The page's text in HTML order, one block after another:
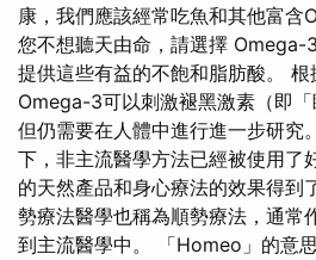
康，我們應該經常吃魚和其他富
您不想聽天由命，請選擇 Omega-
提供這些有益的不飽和脂肪酸。
Omega-3可以刺激褪黑激素（即「
但仍需要在人體中進行進一步研究
下，非主流醫學方法已經被使用了
的天然產品和身心療法的效果得到
勢療法醫學也稱為順勢療法，通常
到主流醫學中。 「Homeo」的意